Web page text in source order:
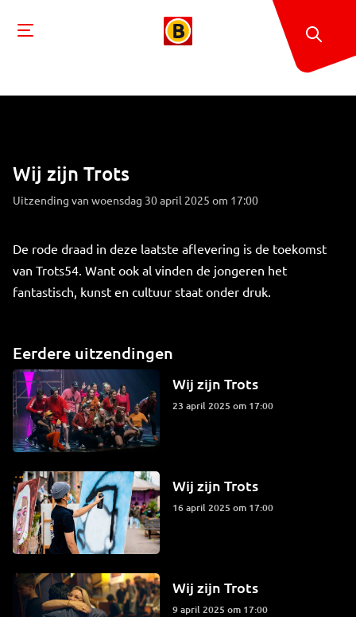
Wij zijn Trots
Uitzending van woensdag 30 april 2025 om 17:00
De rode draad in deze laatste aflevering is de toekomst
van Trots54. Want ook al vinden de jongeren het
fantastisch, kunst en cultuur staat onder druk.
Eerdere uitzendingen
Wij zijn Trots
23 april 2025 om 17:00
Wij zijn Trots
16 april 2025 om 17:00
Wij zijn Trots
9 april 2025 om 17:00